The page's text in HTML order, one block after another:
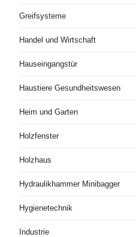
Greifsysteme
Handel und Wirtschaft
Hauseingangstür
Haustiere Gesundheitswesen
Heim und Garten
Holzfenster
Holzhaus
Hydraulikhammer Minibagger
Hygienetechnik
Industrie